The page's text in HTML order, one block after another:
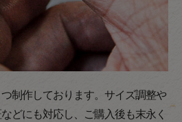
制作しております。サイズ調整や
どにも対応し、ご購入後も末永く